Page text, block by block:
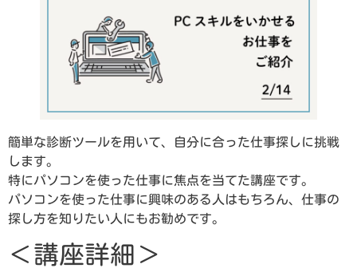
簡単な診断ツールを用いて、自分に合った仕事探しに挑戦
します。
特にパソコンを使った仕事に焦点を当てた講座です。
パソコンを使った仕事に興味のある人はもちろん、仕事の
探し方を知りたい人にもお勧めです。
＜講座詳細＞